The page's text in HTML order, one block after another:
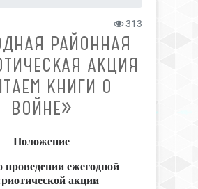
313
РАЙОННАЯ
АКЦИЯ
КНИГИ О
ВОЙНЕ»
Положение
проведении ежегодной
акции